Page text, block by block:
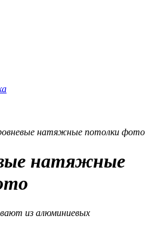
натяжные потолки фото
натяжные
из алюминиевых